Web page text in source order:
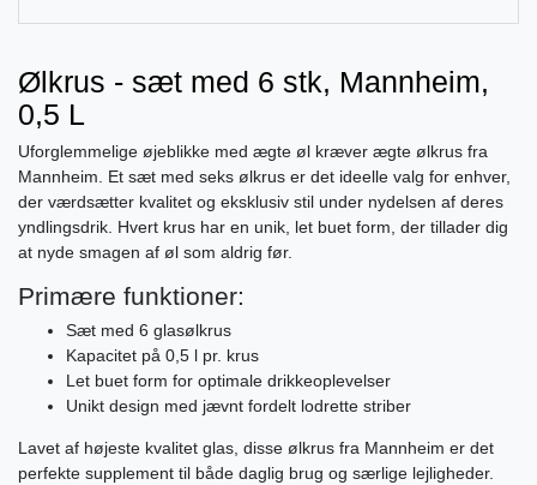
Ølkrus - sæt med 6 stk, Mannheim,
0,5 L
Uforglemmelige øjeblikke med ægte øl kræver ægte ølkrus fra
Mannheim. Et sæt med seks ølkrus er det ideelle valg for enhver,
der værdsætter kvalitet og eksklusiv stil under nydelsen af deres
yndlingsdrik. Hvert krus har en unik, let buet form, der tillader dig
at nyde smagen af øl som aldrig før.
Primære funktioner:
Sæt med 6 glasølkrus
Kapacitet på 0,5 l pr. krus
Let buet form for optimale drikkeoplevelser
Unikt design med jævnt fordelt lodrette striber
Lavet af højeste kvalitet glas, disse ølkrus fra Mannheim er det
perfekte supplement til både daglig brug og særlige lejligheder.